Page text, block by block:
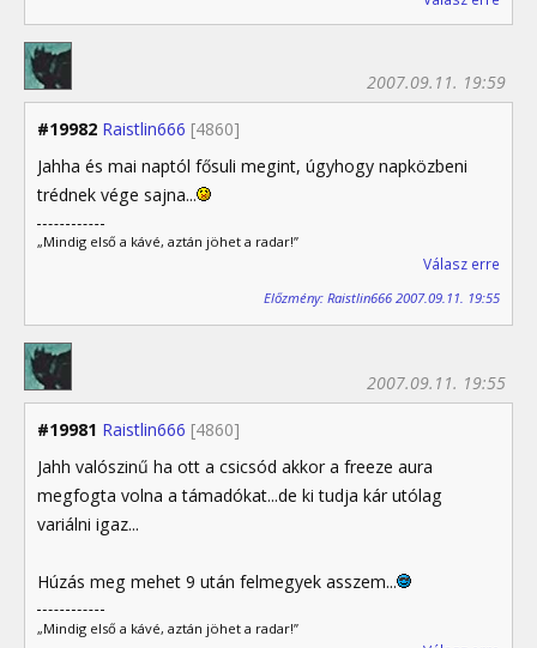
#19982 Raistlin666 [4860]
2007.09.11. 19:59
Jahha és mai naptól fősuli megint, úgyhogy napközbeni
trédnek vége sajna...
„Mindig első a kávé, aztán jöhet a radar!”
Válasz erre
Előzmény: Raistlin666 2007.09.11. 19:55
#19981 Raistlin666 [4860]
2007.09.11. 19:55
Jahh valószinű ha ott a csicsód akkor a freeze aura
megfogta volna a támadókat...de ki tudja kár utólag
variálni igaz...
Húzás meg mehet 9 után felmegyek asszem...
„Mindig első a kávé, aztán jöhet a radar!”